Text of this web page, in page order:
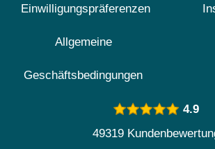
Einwilligungspräferenzen
Allgemeine
Geschäftsbedingungen
4.9
49319